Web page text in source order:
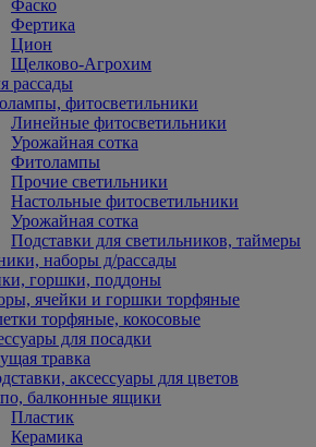
Фаско
Фертика
Цион
Щелково-Агрохим
рассады
фитосветильники
Линейные фитосветильники
Урожайная сотка
Фитолампы
Прочие светильники
Настольные фитосветильники
Урожайная сотка
Подставки для светильников, таймеры
наборы д/рассады
горшки, поддоны
ячейки и горшки торфяные
торфяные, кокосовые
для посадки
травка
аксессуары для цветов
балконные ящики
Пластик
Керамика